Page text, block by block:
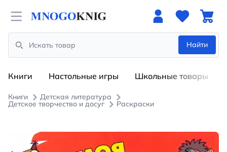
Open menu
Search
Найти
Книги Настольные игры Школьные товары
Книги Детская литература
Детское творчество и досуг Раскраски